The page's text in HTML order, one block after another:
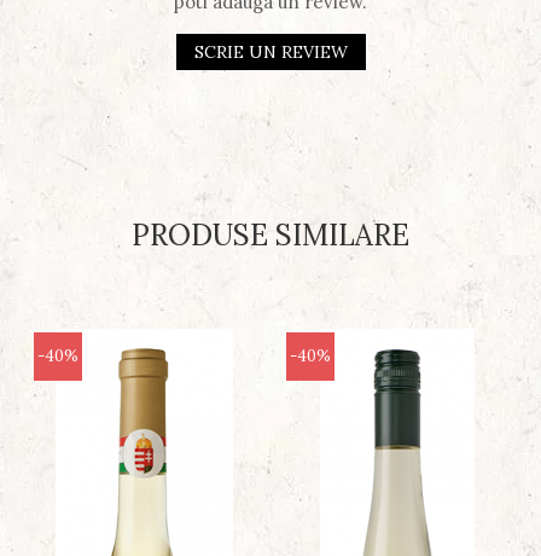
SCRIE UN REVIEW
PRODUSE SIMILARE
-40% -40%